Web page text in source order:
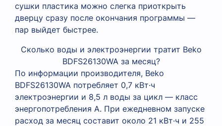
сушки пластика можно слегка приоткрыть
дверцу сразу после окончания программы —
пар выйдет быстрее.
Сколько воды и электроэнергии тратит Beko
BDFS26130WA за месяц?
По информации производителя, Beko
BDFS26130WA потребляет 0,7 кВт·ч
электроэнергии и 8,5 л воды за цикл — класс
энергопотребления A. При ежедневном запуске
расход за месяц составит около 21 кВт·ч и 255